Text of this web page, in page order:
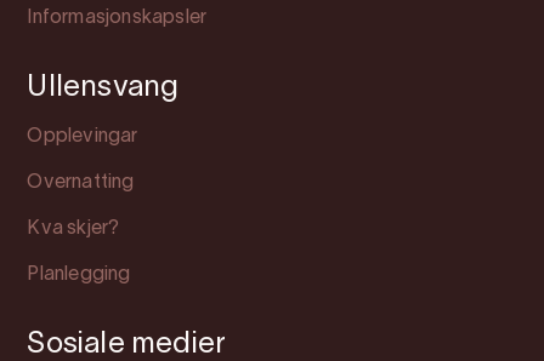
Informasjonskapsler
Ullensvang
Opplevingar
Overnatting
Kva skjer?
Planlegging
Sosiale medier